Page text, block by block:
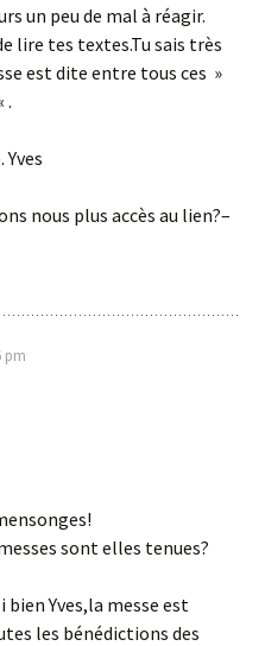
un peu de mal à réagir.
lire tes textes.Tu sais très
est dite entre tous ces »
.
Yves
nous plus accès au lien?–
pm
sont elles tenues?
bien Yves,la messe est
les bénédictions des